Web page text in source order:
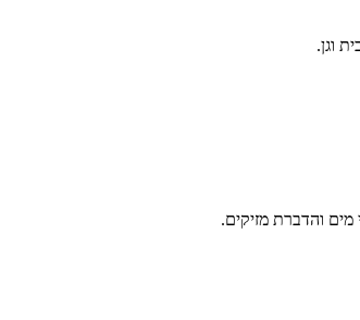
מים והדברת מזיקים.